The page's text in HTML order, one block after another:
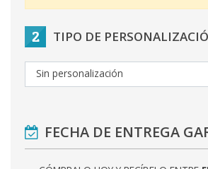
2 TIPO DE
Sin personalización
FECHA DE ENTREGA